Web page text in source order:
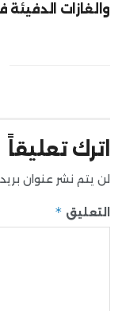
والغازات الدفيئة في 12 محطة بالقاهرة
اترك تعليقاً
لن يتم نشر عنوان
التعليق *